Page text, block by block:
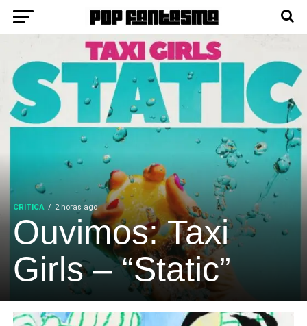
CRÍTICA 2 horas ago
Ouvimos: Taxi
Girls – “Static”